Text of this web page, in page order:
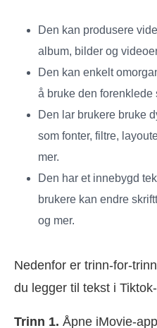
Den kan produsere
album, bilder og
Den kan enkelt
å bruke den forenklede
Den lar brukere bruke
som fonter, filtre,
mer.
Den har et innebygd
brukere kan endre
og mer.
Nedenfor er trinn-for-
du legger til tekst i
Trinn 1. Åpne iMovie-